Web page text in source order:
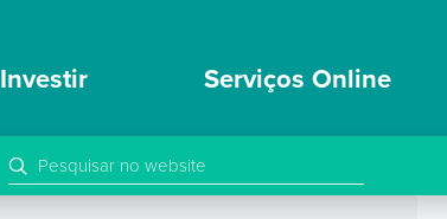
Investir Serviços Online